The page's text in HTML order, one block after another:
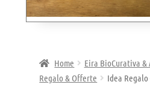
Home Eira BioCurativa &
Regalo & Offerte
Idea